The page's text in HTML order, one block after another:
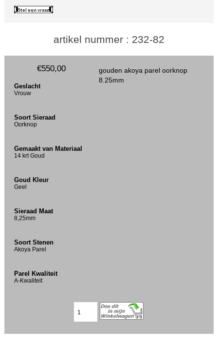
artikel nummer : 232-82
gouden akoya parel oorknop
8.25mm
€550,00
Geslacht
Vrouw
Soort Sieraad
Oorknop
Gemaakt van Materiaal
14 krt Goud
Goud Kleur
Geel
Sieraad Maat
8,25mm
Soort Stenen
Akoya Parel
Parel Kwaliteit
A-Kwaliteit